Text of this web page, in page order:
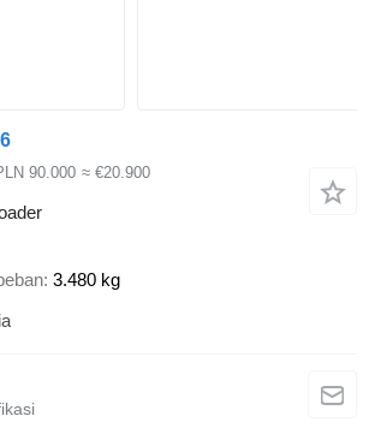
90.000 ≈ €20.900
3.480 kg